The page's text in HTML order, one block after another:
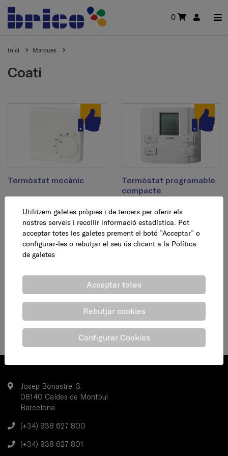
0
Inici Marques
coati
Termòstat mecànic
14,95 € AFEGEIX
Termòstat programable
compacte
32,95 € AFEGEIX
Josep Bonastre, 3.
08140 Caldes de Montbui
Barcelona
(+34) 938 627 800
(+34) 938 627 801
Utilitzem galetes pròpies i de tercers per oferir els
nostres serveis i recollir informació estadística. Pot
acceptar totes les galetes prement el botó ”Acceptar” o
configurar-les o rebutjar el seu ús clicant a la Política
de galetes
Acceptar totes
Rebutjar cookies
Configurar Cookies